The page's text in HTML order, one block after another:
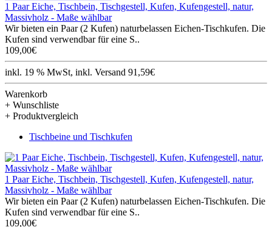
1 Paar Eiche, Tischbein, Tischgestell, Kufen, Kufengestell, natur,
Massivholz - Maße wählbar
Wir bieten ein Paar (2 Kufen) naturbelassen Eichen-Tischkufen. Die
Kufen sind verwendbar für eine S..
109,00€
inkl. 19 % MwSt, inkl. Versand 91,59€
Warenkorb
+ Wunschliste
+ Produktvergleich
Tischbeine und Tischkufen
1 Paar Eiche, Tischbein, Tischgestell, Kufen, Kufengestell, natur,
Massivholz - Maße wählbar
Wir bieten ein Paar (2 Kufen) naturbelassen Eichen-Tischkufen. Die
Kufen sind verwendbar für eine S..
109,00€